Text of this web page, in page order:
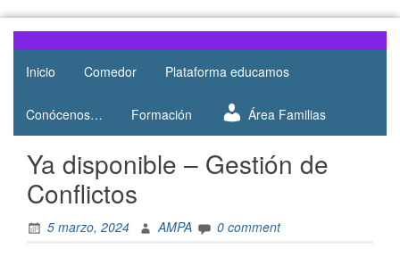
AMPA
Salesianos
Atocha
AMPA del
Colegio
de Atocha
Inicio Comedor Plataforma educamos
Conócenos… Formación Área Familias
Ya disponible – Gestión de
Conflictos
5 marzo, 2024 AMPA 0 comment